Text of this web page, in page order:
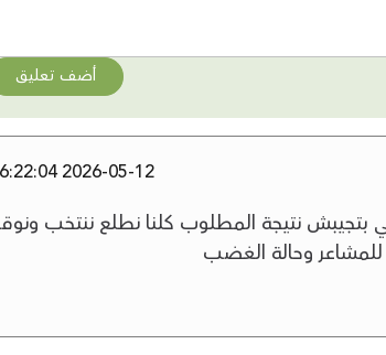
أضف تعليق
2026-05-12 16:22:04
نتيجة المطلوب كلنا نطلع ننتخب
للمشاعر وحالة الغضب